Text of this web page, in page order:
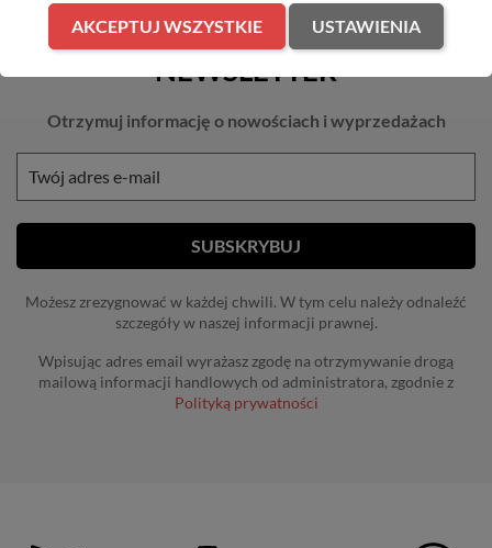
NEWSLETTER
Otrzymuj informację o nowościach i wyprzedażach
Możesz zrezygnować w każdej chwili. W tym celu należy odnaleźć
szczegóły w naszej informacji prawnej.
Wpisując adres email wyrażasz zgodę na otrzymywanie drogą
mailową informacji handlowych od administratora, zgodnie z
Polityką prywatności
AKCEPTUJ WSZYSTKIE USTAWIENIA